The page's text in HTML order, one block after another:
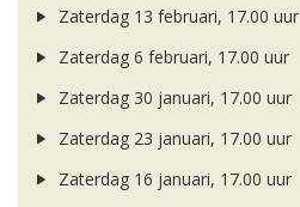
Zaterdag 13 februari, 17.00 uur
Zaterdag 6 februari, 17.00 uur
Zaterdag 30 januari, 17.00 uur
Zaterdag 23 januari, 17.00 uur
Zaterdag 16 januari, 17.00 uur